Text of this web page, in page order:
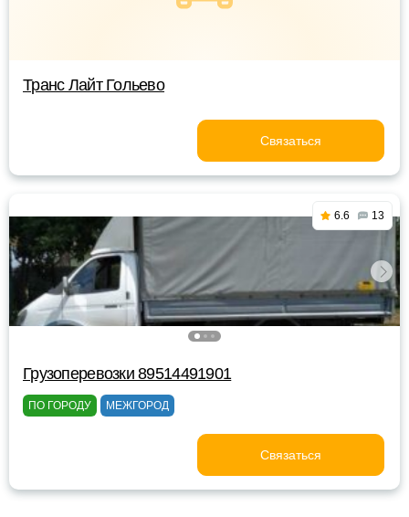
Транс Лайт Гольево
Связаться
6.6 13
Грузоперевозки 89514491901
ПО ГОРОДУ МЕЖГОРОД
Связаться